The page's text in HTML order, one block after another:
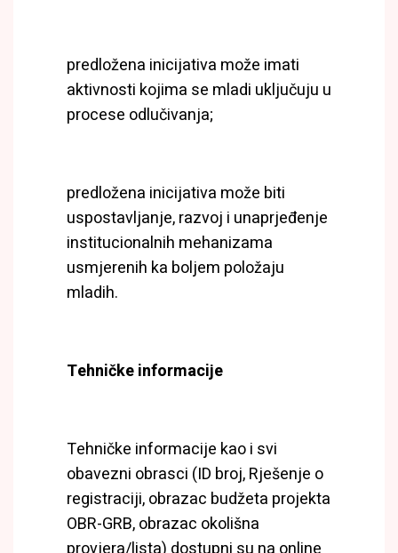
predložena inicijativa može imati
aktivnosti kojima se mladi uključuju u
procese odlučivanja;
predložena inicijativa može biti
uspostavljanje, razvoj i unaprjeđenje
institucionalnih mehanizama
usmjerenih ka boljem položaju
mladih.
Tehničke informacije
Tehničke informacije kao i svi
obavezni obrasci (ID broj, Rješenje o
registraciji, obrazac budžeta projekta
OBR-GRB, obrazac okolišna